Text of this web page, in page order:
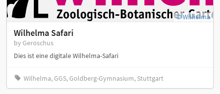
© Wilhelma
Wilhelma Safari
by Geroschus
Dies ist eine digitale Wilhelma-Safari
Wilhelma, GGS, Goldberg-Gymnasium, Stuttgart